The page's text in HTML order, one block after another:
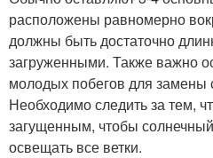
расположены равномерно
должны быть достаточно
загруженными. Также важно
молодых побегов для замены
Необходимо следить за тем,
загущенным, чтобы
освещать все ветки.